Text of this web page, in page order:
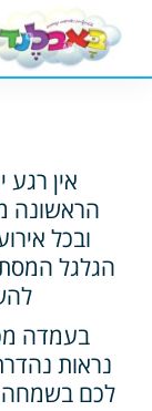
לתוכן
אין
הראשונה
ובכל
הגלגל
בעמדה
נראות
לכם בשמחה